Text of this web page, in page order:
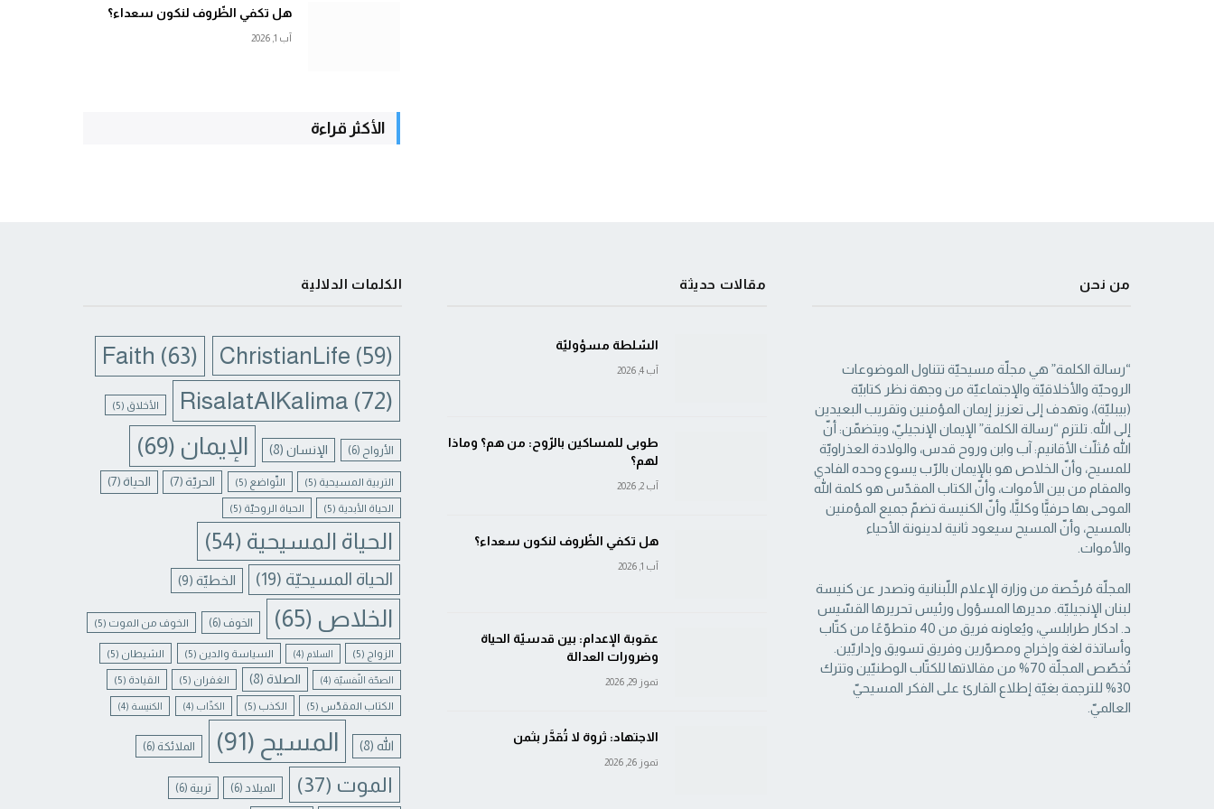
هل تكفي الظّروف لنكون سعداء؟
آب 1, 2026
الأكثر قراءة
من نحن
“رسالة الكلمة” هي مجلّة مسيحيّة تتناول الموضوعات
الروحيّة والأخلاقيّة والإجتماعيّة من ‏وجهة نظر كتابيّة
(بيبليّة)، وتهدف إلى تعزيز إيمان المؤمنين وتقريب البعيدين
إلى الله. تلتزم “رسالة ‏الكلمة” الإيمان الإنجيليّ، ويتضمّن: أنّ
الله مُثلّث الأقانيم: آب وابن وروح قدس، والولادة العذراويّة
‏للمسيح، وأنّ الخلاص هو بالإيمان بالرّب يسوع وحده الفادي
والمقام من بين الأموات، وأنّ الكتاب ‏المقدّس هو كلمة الله
الموحى بها حرفيًّا وكليًّا، وأنّ الكنيسة تضمّ جميع المؤمنين
بالمسيح، وأنّ المسيح ‏سيعود ثانية لدينونة الأحياء
والأموات. ‏
المجلّة مُرخّصة من وزارة الإعلام اللّبنانية وتصدر عن كنيسة
لبنان الإنجيليّة. مديرها المسؤول ‏ورئيس تحريرها القسّيس
د. ادكار طرابلسي، ويُعاونه فريق من 40 متطوّعًا من كتّاب
وأساتذة لغة ‏وإخراج ومصوّرين وفريق تسويق وإداريّين.
تُخصّص المجلّة 70% من مقالاتها للكتّاب الوطنيّين ‏وتترك
30% للترجمة بغيّة إطلاع القارئ على الفكر المسيحيّ
العالميّ.‏
مقالات حديثة
السّلطة مسؤوليّة
آب 4, 2026
طوبى للمساكين بالرّوح: من هم؟ وماذا
لهم؟
آب 2, 2026
هل تكفي الظّروف لنكون سعداء؟
آب 1, 2026
عقوبة الإعدام: بين قدسيّة الحياة
وضرورات العدالة
تموز 29, 2026
الاجتهاد: ثروة لا تُقدَّر بثمن
تموز 26, 2026
الكلمات الدلالية
ChristianLife (59)
Faith (63)
RisalatAlKalima (72) الأخلاق (5)
الأرواح (6) الإنسان(8) الإيمان (69)
التربية المسيحية (5) التّواضع (5) الحريّة (7) الحياة (7)
الحياة الأبدية (5) الحياة الروحيّة (5)
الحياة المسيحية (54)
الحياة المسيحيّة (19) الخطيّة(9)
الخلاص (65) الخوف (6) الخوف من الموت (5)
الزواج (5) السلام (4) السياسة والدين (5) الشيطان (5)
الصحّة النّفسيّة (4) الصلاة (8) الغفران (5) القيادة (5)
الكتاب المقدّس (5) الكذب (5) الكذّاب (4) الكنيسة (4)
الله (8) المسيح (91) الملائكة (6)
الموت (37) الميلاد (6) تربية (6)